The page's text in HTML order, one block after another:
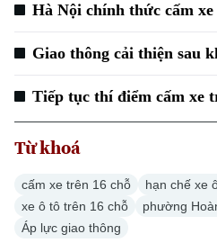
Thời sự
Hà Nội chính thức cấm
Giao thông cải thiện sau
Tiếp tục thí điểm cấm xe
Từ khoá
cấm xe trên 16 chỗ
hạn chế xe
xe ô tô trên 16 chỗ
phường
Áp lực giao thông